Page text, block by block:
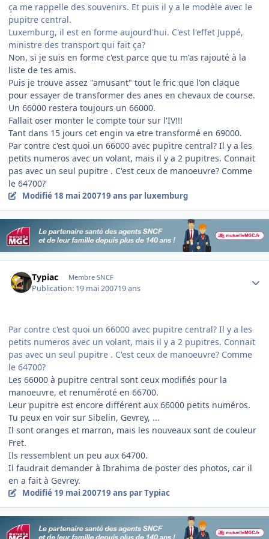
ça me rappelle des souvenirs. Et puis il y a le modèle avec le
pupitre central.
Luxemburg, il est en forme aujourd'hui. C'est l'effet Juppé,
ministre des transport qui fait ça?
Non, si je suis en forme c'est parce que tu m'as rajouté à la
liste de tes amis.
Puis je trouve assez "amusant" tout le fric que l'on claque
pour essayer de transformer des anes en chevaux de course.
Un 66000 restera toujours un 66000.
Fallait oser monter le compte tour sur l'IV!!!
Tant dans 15 jours cet engin va etre transformé en 69000.
Par contre c'est quoi un 66000 avec pupitre central? Il y a les
petits numeros avec un volant, mais il y a 2 pupitres. Connait
pas avec un seul pupitre . C'est ceux de manoeuvre? Comme
le 64700?
Modifié 18 mai 200719 ans par luxemburg
Typiac Membre SNCF
Publication: 19 mai 200719 ans
Par contre c'est quoi un 66000 avec pupitre central? Il y a les
petits numeros avec un volant, mais il y a 2 pupitres. Connait
pas avec un seul pupitre . C'est ceux de manoeuvre? Comme
le 64700?
Les 66000 à pupitre central sont ceux modifiés pour la
manoeuvre, et renuméroté en 66700.
Leur pupitre est encore différent aux 66000 petits numéros.
Tu peux en voir sur Sibelin, Gevrey, ...
Il sont oranges et marron, mais les nouveaux sont de couleur
Fret.
Ils ressemblent un peu aux 64700.
Il faudrait demander à Ibrahima de poster des photos, car il
en a fait à Gevrey.
Modifié 19 mai 200719 ans par Typiac